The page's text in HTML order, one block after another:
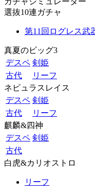
選抜10連ガチャ
第11回ログレス武
真夏のビッグ3
デスペ 剣姫
古代
リーフ
ネビュラスレイス
デスペ 剣姫
古代
リーフ
麒麟&四神
デスペ 剣姫
古代
白虎&カリオストロ
リーフ